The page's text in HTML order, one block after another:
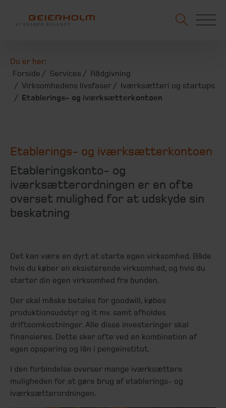
Du er her:
Forside
Services
Rådgivning
Virksomhedens livsfaser
Iværksætteri og startups
Etablerings- og iværksætterkontoen
Etablerings- og iværksætterkontoen
Etableringskonto- og
iværksætterordningen er en ofte
overset mulighed for at udskyde sin
beskatning
Det kan være en dyrt at starte egen virksomhed. Både
hvis du køber en eksisterende virksomhed, og hvis du
starter din egen virksomhed fra bunden.
Der skal måske betales for goodwill, købes
produktionsudstyr og it mv. samt afholdes
driftsomkostninger. Alle disse investeringer skal
finansieres. Dette sker ofte ved en kombination af
egen opsparing og lån i pengeinstitut.
I den forbindelse overser mange iværksættere
muligheden for at gøre brug af etablerings- og
iværksætterordningen.